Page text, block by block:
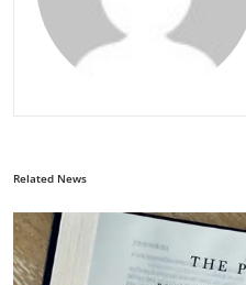
Related News